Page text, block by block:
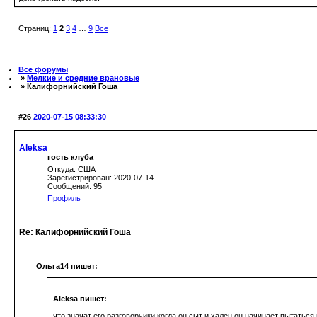
Страниц: 1 2 3 4 … 9 Все
Все форумы
» Мелкие и средние врановые
» Калифорнийский Гоша
#26 2020-07-15 08:33:30
Aleksa
гость клуба
Откуда: США
Зарегистрирован: 2020-07-14
Сообщений: 95
Профиль
Re: Калифорнийский Гоша
Ольга14 пишет:
Aleksa пишет: